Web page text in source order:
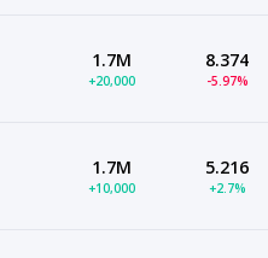
1.7M
+20,000
8.374
-5.97%
1.7M
+10,000
5.216
+2.7%